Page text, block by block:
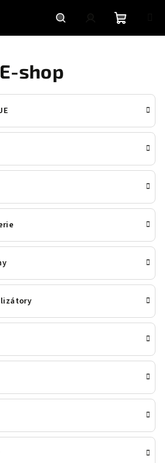
HledatPřihlášeníNákupní
E-shop